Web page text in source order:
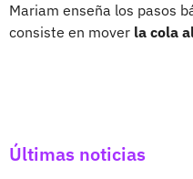
Mariam enseña los pasos
consiste en mover la cola
Últimas noticias